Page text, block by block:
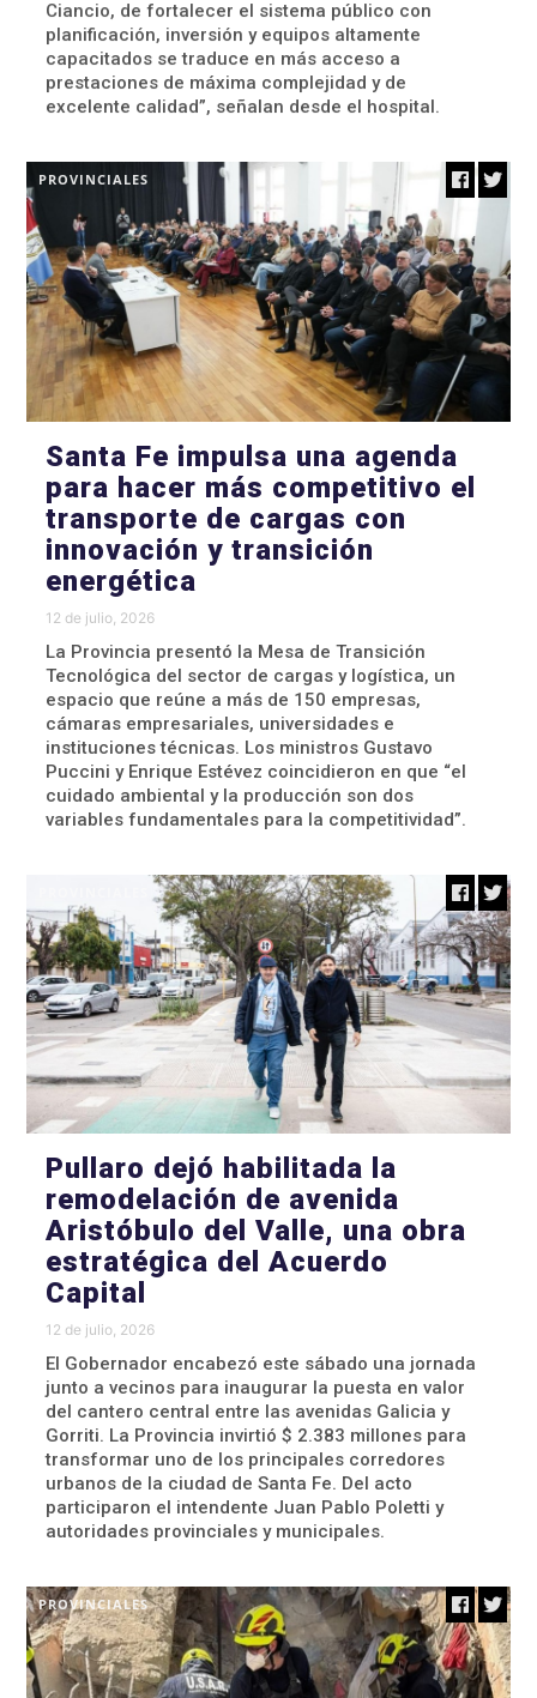
Ciancio, de fortalecer el sistema público con
planificación, inversión y equipos altamente
capacitados se traduce en más acceso a
prestaciones de máxima complejidad y de
excelente calidad”, señalan desde el hospital.
PROVINCIALES
Santa Fe impulsa una agenda
para hacer más competitivo el
transporte de cargas con
innovación y transición
energética
12 de julio, 2026
La Provincia presentó la Mesa de Transición
Tecnológica del sector de cargas y logística, un
espacio que reúne a más de 150 empresas,
cámaras empresariales, universidades e
instituciones técnicas. Los ministros Gustavo
Puccini y Enrique Estévez coincidieron en que “el
cuidado ambiental y la producción son dos
variables fundamentales para la competitividad”.
Pullaro dejó habilitada la
remodelación de avenida
Aristóbulo del Valle, una obra
estratégica del Acuerdo
Capital
12 de julio, 2026
El Gobernador encabezó este sábado una jornada
junto a vecinos para inaugurar la puesta en valor
del cantero central entre las avenidas Galicia y
Gorriti. La Provincia invirtió $ 2.383 millones para
transformar uno de los principales corredores
urbanos de la ciudad de Santa Fe. Del acto
participaron el intendente Juan Pablo Poletti y
autoridades provinciales y municipales.
PROVINCIALES